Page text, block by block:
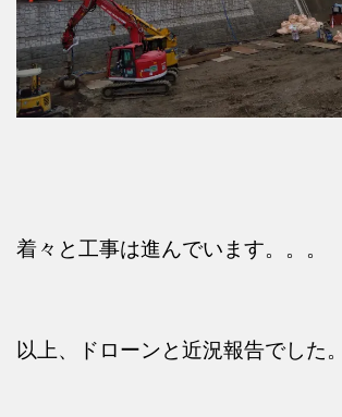
着々と工事は進んでいます。。。
以上、ドローンと近況報告でした。